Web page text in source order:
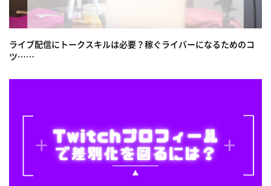
ライブ配信にトークスキルは必要？稼ぐライバーになるためのコ
ツ……